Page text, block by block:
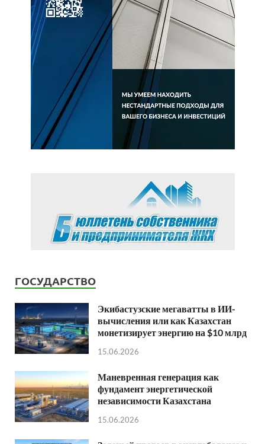
ГОСУДАРСТВО
Экибастузские мегаватты в ИИ-
вычисления или как Казахстан
монетизирует энергию на $10 млрд
15.06.2026
Маневренная генерация как
фундамент энергетической
независимости Казахстана
15.06.2026